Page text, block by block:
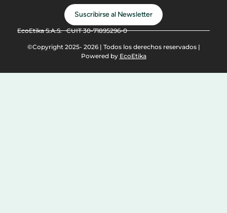
Suscribirse al Newsletter
EcoEtika S.A.S. CUIT 30-71895296-0
©Copyright 2025- 2026 | Todos los derechos reservados |
Powered by EcoEtika